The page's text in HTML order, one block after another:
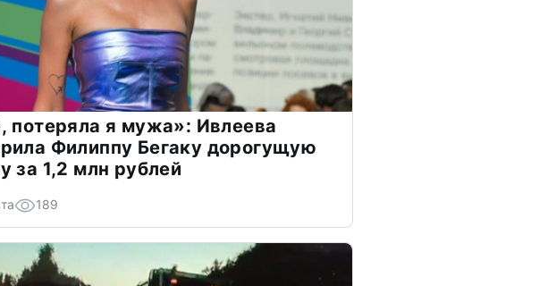
потеряла я мужа»: Ивлеева
Филиппу Бегаку дорогущую
за 1,2 млн рублей
189